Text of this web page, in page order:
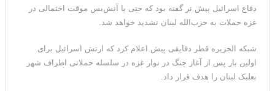
بیایند
شمال غرب ایران
ترامپ: رهبری حکومت ایران فریبکار و دورویی عجیبی از خود نشان
دفاع اسرائیل پیش تر گفته بود که حتی با آتش‌بس موقت احتمالی در
غزه حملات به حزب‌الله لبنان تشدید خواهد شد.
شبکه الجزیره قطر دقایقی پیش اعلام کرد که ارتش اسرائیل برای
اولین بار پس از آغاز جنگ در نوار غزه در سلسله حملاتی اطراف شهر
بعلبک لبنان را هدف قرار داد.